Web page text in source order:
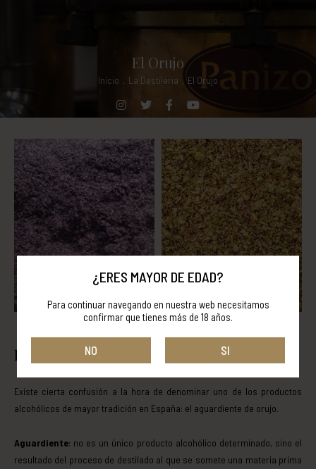
El Orujo
Inicio La Destilería El Orujo
El Orujo
Existe cierta confusión a la hora de denominar uno de los productos
alcohólicos de mayor tradición en España: el aguardiente de orujo.
Aguardiente: no es un único producto alcohólico determinado, sino el
resultado del proceso de destilado al que se somete una materia prima
¿ERES MAYOR DE EDAD?
Para continuar navegando en nuestra web necesitamos
confirmar que tienes más de 18 años.
NO SI